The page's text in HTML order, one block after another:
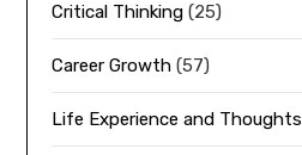
Critical Thinking (25)
Career Growth (57)
Life Experience and Thoughts